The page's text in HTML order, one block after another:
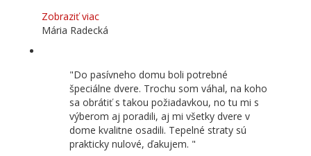
Zobraziť viac
Mária Radecká
Do pasívneho domu boli potrebné
špeciálne dvere. Trochu som váhal, na koho
sa obrátiť s takou požiadavkou, no tu mi s
výberom aj poradili, aj mi všetky dvere v
dome kvalitne osadili. Tepelné straty sú
prakticky nulové, ďakujem.